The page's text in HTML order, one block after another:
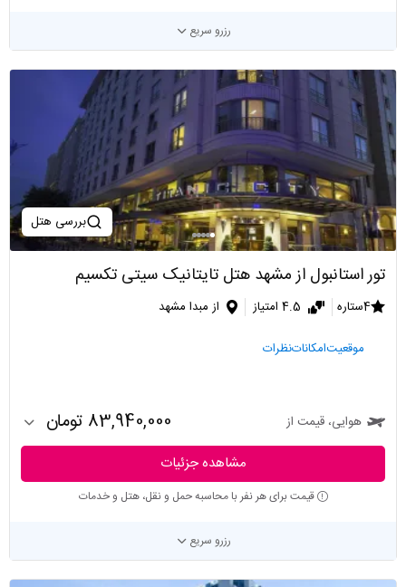
رزرو سریع
بررسی هتل
تور استانبول از مشهد هتل تایتانیک سیتی تکسیم
4ستاره 4.5 امتیاز از مبدا مشهد
موقعیتامکاناتنظرات
هوایی، قیمت از 83,940,000 تومان
مشاهده جزئیات
قیمت برای هر نفر با محاسبه حمل و نقل، هتل و خدمات
رزرو سریع